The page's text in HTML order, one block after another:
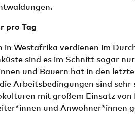
pro Tag
in Westafrika verdienen im
sind es im Schnitt sogar
und Bauern hat in den
Arbeitsbedingungen sind
mit großem Einsatz von
und Anwohner*innen